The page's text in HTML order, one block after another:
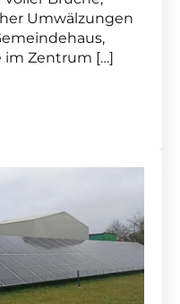
Umwälzungen
im Zentrum […]